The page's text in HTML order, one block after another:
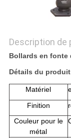
DU
SITE
POLITIQUE
DE
Description de
Bollards en fonte
Détails du produit
Matériel
Finition
Couleur pour le
métal